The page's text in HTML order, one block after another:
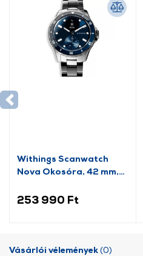
Withings Scanwatch
Nova Okosóra, 42 mm,
253 990 Ft
Vásárlói vélemények(0)